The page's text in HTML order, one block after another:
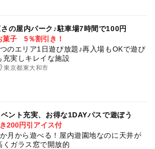
の屋内パーク♪駐車場7時間で100円
菓子 5％割引き！
のエリア1日遊び放題♪再入場もOKで遊び
充実しキレイな施設
東京都東大和市
ント充実、お得な1DAYパスで遊ぼう
200円引アイス付
月から遊べる！屋内遊園地なのに天井が
くガラス窓で開放的